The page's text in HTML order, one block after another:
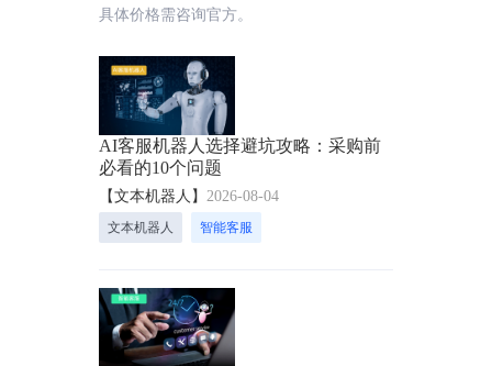
具体价格需咨询官方。
AI客服机器人选择避坑攻略：采购前
必看的10个问题
【文本机器人】 2026-08-04
文本机器人 智能客服